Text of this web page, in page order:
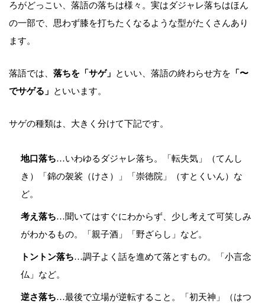
ろがどっこい、落語の落ちは様々。実はダジャレ落ちはほん
の一部で、思わず膝を打ちたくなるような型がたくさんあり
ます。
落語では、 落ちを「サゲ」 といい、落語の終わらせ方を 「〜
でサゲる」
といいます。
サゲの種類は、大きく分けて下記です。
地口落ち…いわゆるダジャレ落ち。「転失気」（てんし
き）「錦の袈裟（けさ）」「崇徳院」（すとくいん）な
ど。
考え落ち…聞いてはすぐにわからず、少し考えて可笑しみ
がわかるもの。「親子酒」「野ざらし」など。
トントン落ち…調子よく話を進めて落とすもの。「小言念
仏」など。
逆さ落ち…最後で立場が逆転すること。「初天神」（はつ